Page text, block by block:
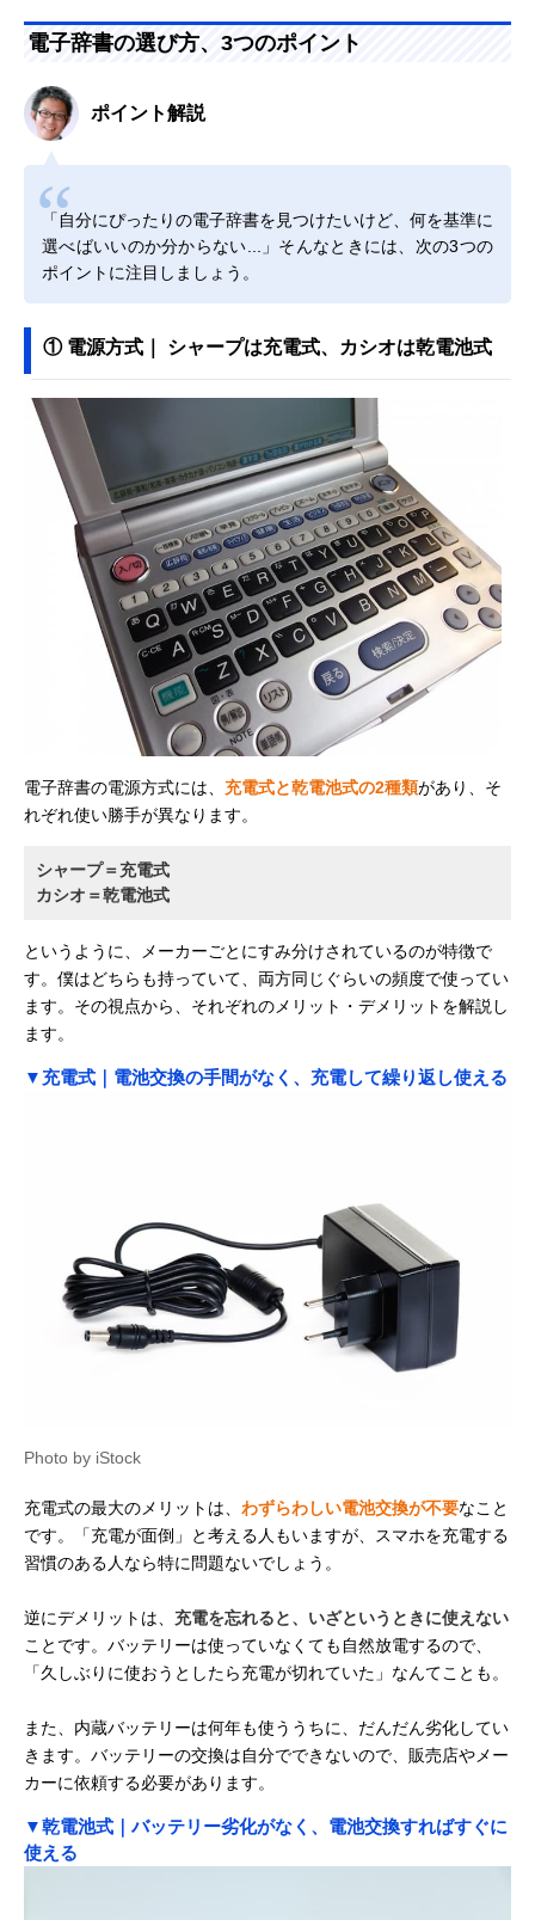
電子辞書の選び方、3つのポイント
ポイント解説
「自分にぴったりの電子辞書を見つけたいけど、何を基準に
選べばいいのか分からない...」そんなときには、次の3つの
ポイントに注目しましょう。
① 電源方式｜ シャープは充電式、カシオは乾電池式
電子辞書の電源方式には、 充電式と乾電池式の2種類があり、そ
れぞれ使い勝手が異なります。
シャープ＝充電式
カシオ＝乾電池式
というように、メーカーごとにすみ分けされているのが特徴で
す。僕はどちらも持っていて、両方同じぐらいの頻度で使ってい
ます。その視点から、それぞれのメリット・デメリットを解説し
ます。
▼充電式｜電池交換の手間がなく、充電して繰り返し使える
Photo by iStock
充電式の最大のメリットは、 わずらわしい電池交換が不要なこと
です。「充電が面倒」と考える人もいますが、スマホを充電する
習慣のある人なら特に問題ないでしょう。
逆にデメリットは、 充電を忘れると、いざというときに使えない
ことです。バッテリーは使っていなくても自然放電するので、
「久しぶりに使おうとしたら充電が切れていた」なんてことも。
また、内蔵バッテリーは何年も使ううちに、だんだん劣化してい
きます。バッテリーの交換は自分でできないので、販売店やメー
カーに依頼する必要があります。
▼乾電池式｜バッテリー劣化がなく、電池交換すればすぐに
使える